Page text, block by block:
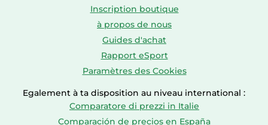
Inscription boutique
à propos de nous
Guides d'achat
Rapport eSport
Paramètres des Cookies
Egalement à ta disposition au niveau international :
Comparatore di prezzi in Italie
Comparación de precios en España